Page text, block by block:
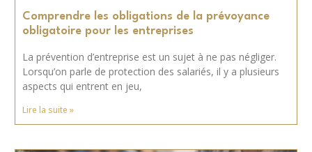
Comprendre les obligations de la prévoyance
obligatoire pour les entreprises
La prévention d’entreprise est un sujet à ne pas négliger.
Lorsqu’on parle de protection des salariés, il y a plusieurs
aspects qui entrent en jeu,
Lire la suite »